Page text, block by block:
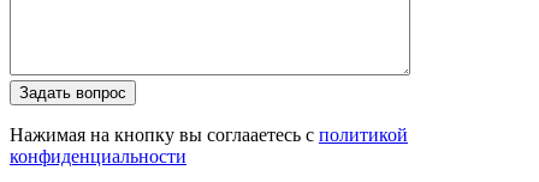
Задать вопрос
Нажимая на кнопку вы соглааетесь с политикой
конфиденциальности